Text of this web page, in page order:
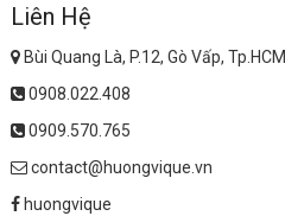
Liên Hệ
Bùi Quang Là, P.12, Gò Vấp, Tp.HCM
0908.022.408
0909.570.765
contact@huongvique.vn
huongvique